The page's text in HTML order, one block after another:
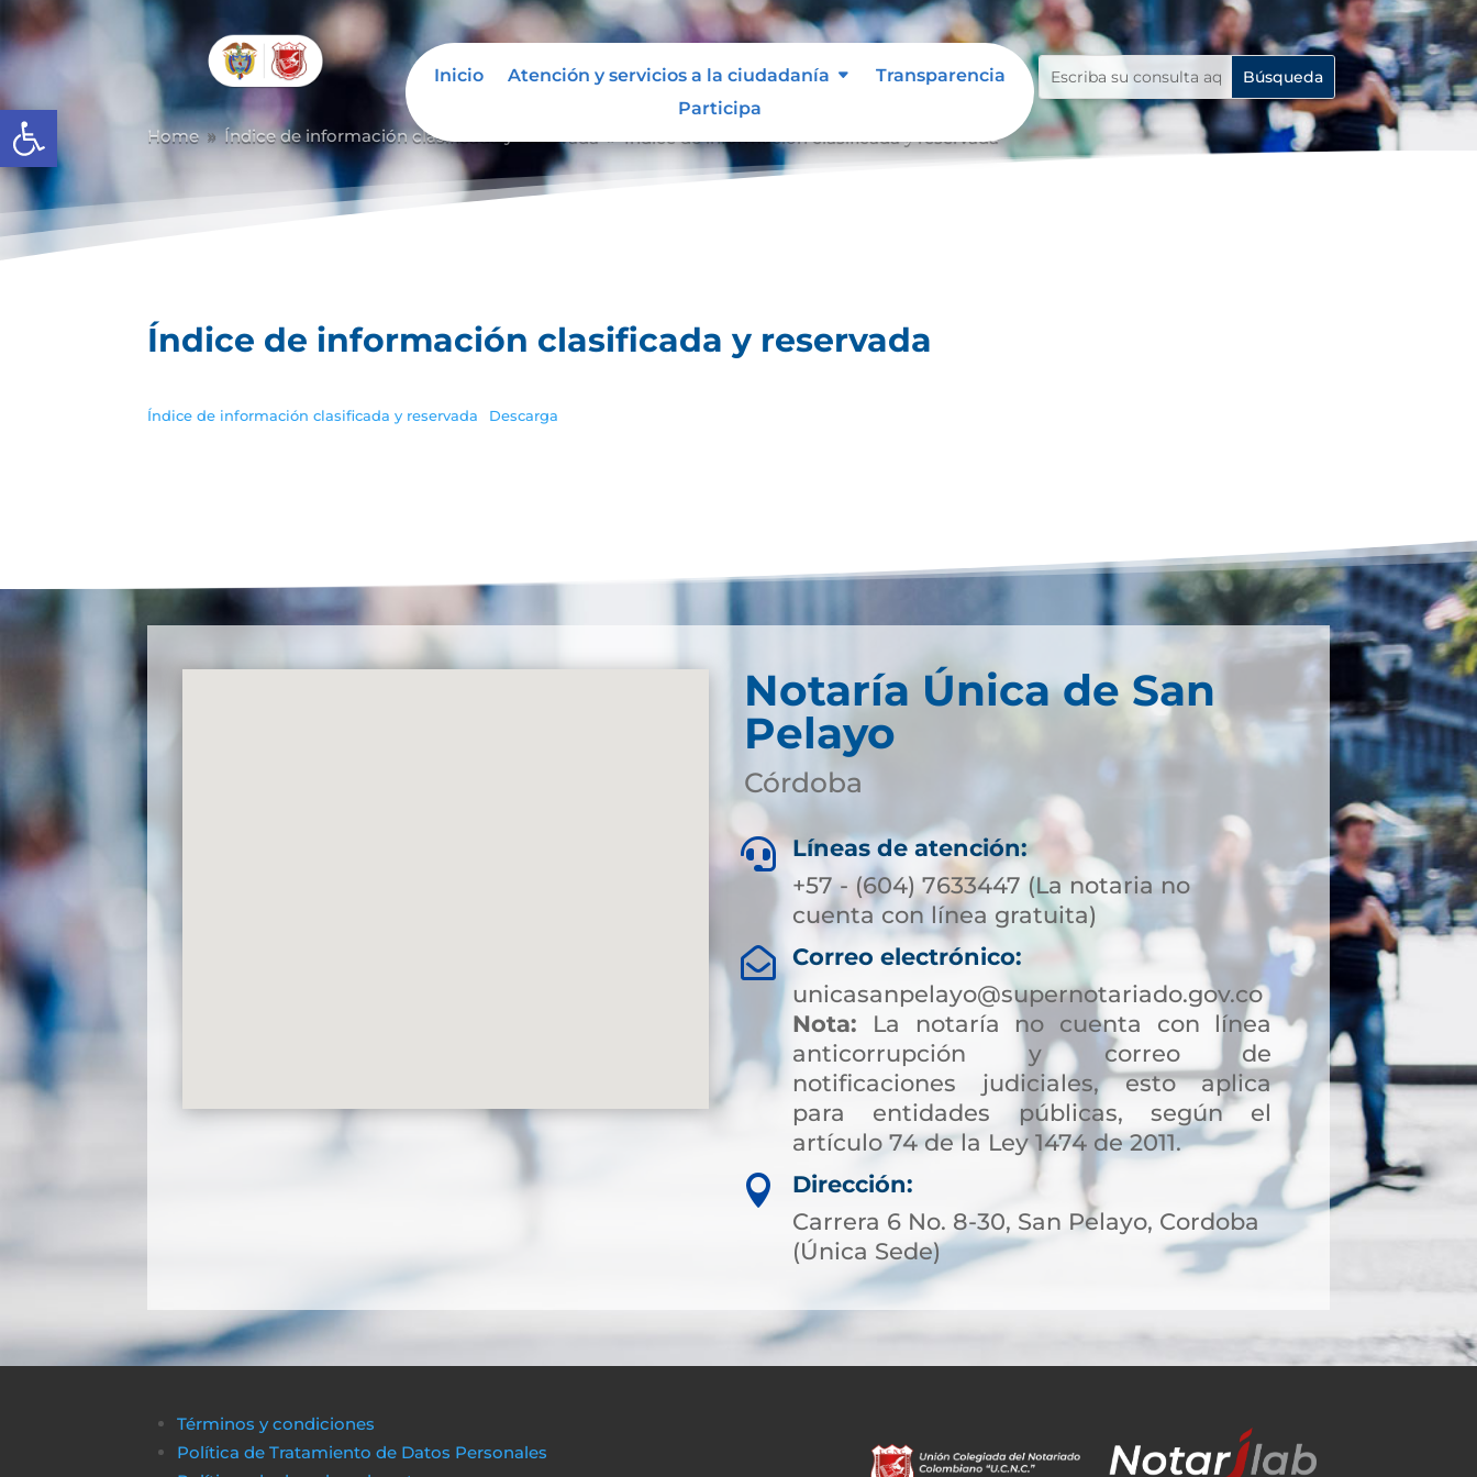
Abrir barra de herramientas
Inicio Atención y servicios a la ciudadanía
Transparencia
Participa
Home 9 Índice de información clasificada y reservada Índice de información clasificada y reservada
Índice de información clasificada y reservada
Índice de información clasificada y reservada Descarga
Notaría Única de San
Pelayo
Córdoba
 Líneas de atención:
+57 - (604) 7633447 (La notaria no
cuenta con línea gratuita)

Correo electrónico:
unicasanpelayo@supernotariado.gov.co
Nota: La notaría no cuenta con línea
anticorrupción y correo de
notificaciones judiciales, esto aplica
para entidades públicas, según el
artículo 74 de la Ley 1474 de 2011.

Dirección:
Carrera 6 No. 8-30, San Pelayo, Cordoba
(Única Sede)
Términos y condiciones
Política de Tratamiento de Datos Personales